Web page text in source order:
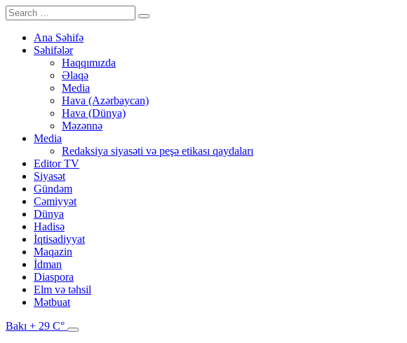
Ana Səhifə
Səhifələr
Haqqımızda
Əlaqə
Media
Hava (Azərbaycan)
Hava (Dünya)
Məzənnə
Media
Redaksiya siyasəti və peşə etikası qaydaları
Editor TV
Siyasət
Gündəm
Cəmiyyət
Dünya
Hadisə
İqtisadiyyat
Maqazin
İdman
Diaspora
Elm və təhsil
Mətbuat
Bakı + 29 C°